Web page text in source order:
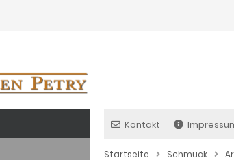
Kontakt
Startseite Schmuck